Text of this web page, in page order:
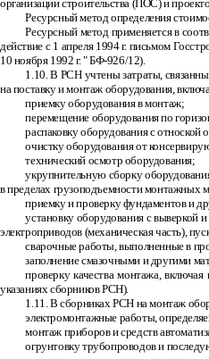
организации строительства (ПОС) и
Ресурсный метод определения
Ресурсный метод применяется в
действие с 1 апреля 1994 г. письмом
10 ноября 1992 г. " БФ-926/12).
1.10. В РСН учтены затраты,
на поставку и монтаж оборудования,
приемку оборудования в монтаж;
перемещение оборудования по
распаковку оборудования с отноской
очистку оборудования от
технический осмотр оборудования;
укрупнительную сборку
в пределах грузоподъемности монтажных
приемку и проверку фундаментов и
установку оборудования с выверкой
электроприводов (механическая часть),
сварочные работы, выполненные в
заполнение смазочными и другими
проверку качества монтажа,
указаниях сборников РСН).
1.11. В сборниках РСН на монтаж
электромонтажные работы,
монтаж приборов и средств
огрунтовку трубопроводов и